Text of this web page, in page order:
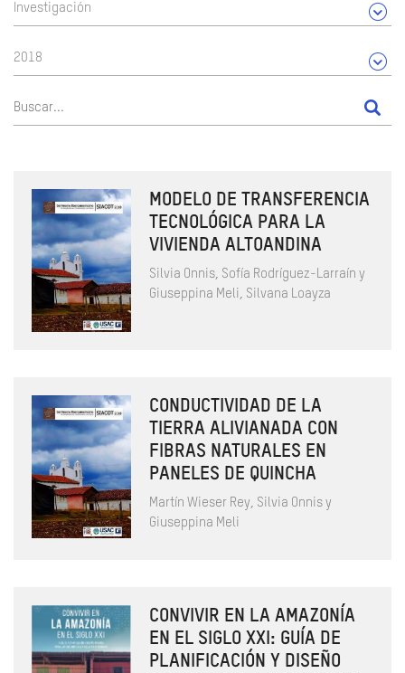
Investigación
2018
MODELO DE TRANSFERENCIA
TECNOLÓGICA PARA LA
VIVIENDA ALTOANDINA
Silvia Onnis, Sofía Rodríguez-Larraín y
Giuseppina Meli, Silvana Loayza
CONDUCTIVIDAD DE LA
TIERRA ALIVIANADA CON
FIBRAS NATURALES EN
PANELES DE QUINCHA
Martín Wieser Rey, Silvia Onnis y
Giuseppina Meli
CONVIVIR EN LA AMAZONÍA
EN EL SIGLO XXI: GUÍA DE
PLANIFICACIÓN Y DISEÑO